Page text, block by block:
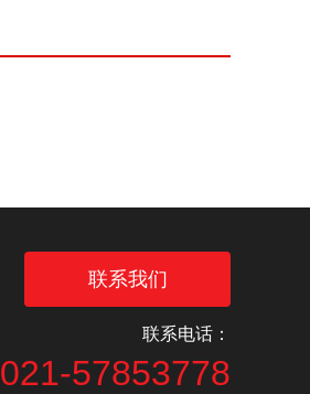
联系我们
联系电话：
021-57853778